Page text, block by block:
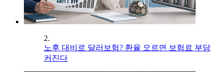
2.
노후 대비로 달러보험? 환율 오르면 보험료 부담
커진다